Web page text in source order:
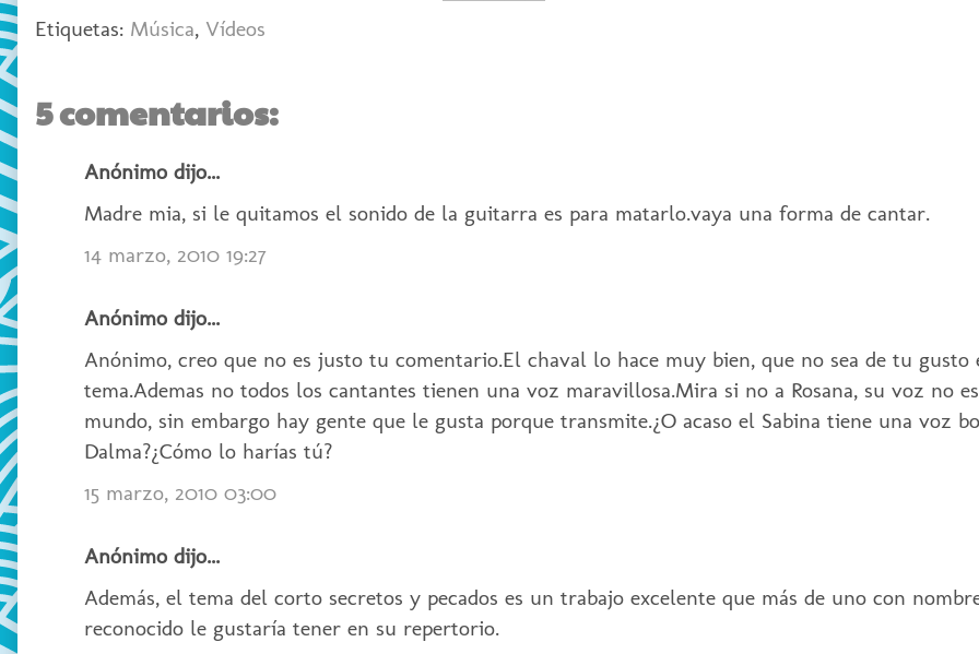
Etiquetas: Música, Vídeos
5 comentarios:
Anónimo dijo...
Madre mia, si le quitamos el sonido de la guitarra es para matarlo.vaya una forma de cantar.
14 marzo, 2010 19:27
Anónimo dijo...
Anónimo, creo que no es justo tu comentario.El chaval lo hace muy bien, que no sea de tu gusto
tema.Ademas no todos los cantantes tienen una voz maravillosa.Mira si no a Rosana, su voz no
mundo, sin embargo hay gente que le gusta porque transmite.¿O acaso el Sabina tiene una voz
Dalma?¿Cómo lo harías tú?
15 marzo, 2010 03:00
Anónimo dijo...
Además, el tema del corto secretos y pecados es un trabajo excelente que más de uno con
reconocido le gustaría tener en su repertorio.